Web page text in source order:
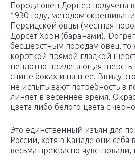
Порода овец Дорпер
1930 году, методом
Персидской овцы (местная
Дорсет Хорн (баранами).
бесшёрстным породам овец, то
короткой прямой гладкой
неплотно прилегающая шерсть
спине боках и на шее. Ввиду
не испытывают потребность в
линяет в весеннее время.
цвета либо белого цвета с
Это единственный изъян для
России, хотя в Канаде они
весьма прекрасно